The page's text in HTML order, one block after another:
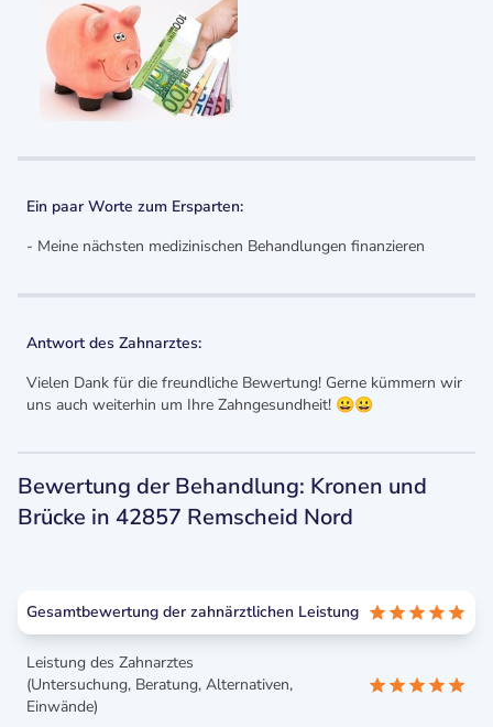
Ein paar Worte zum Ersparten:
- Meine nächsten medizinischen Behandlungen finanzieren
Antwort des Zahnarztes:
Vielen Dank für die freundliche Bewertung! Gerne kümmern wir
uns auch weiterhin um Ihre Zahngesundheit! 😀😀
Bewertung der Behandlung: Kronen und
Brücke in 42857 Remscheid Nord
Gesamtbewertung der zahnärztlichen Leistung
Leistung des Zahnarztes
(Untersuchung, Beratung, Alternativen,
Einwände)